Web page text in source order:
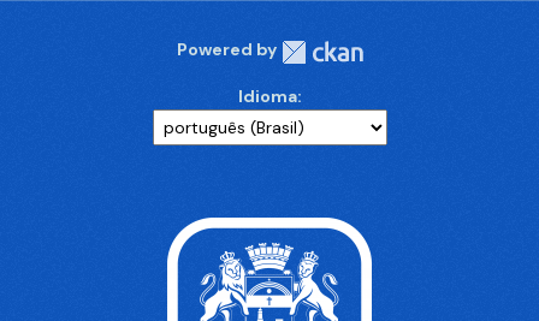
Powered by
Idioma